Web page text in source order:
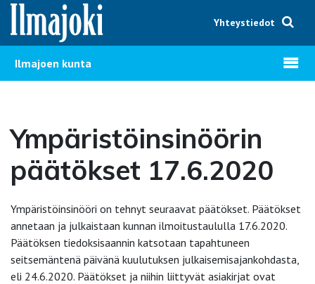
Hyppää sisältöön
Yhteystiedot
Ilmajoen kunta Avaa
Ympäristöinsinöörin
päätökset 17.6.2020
Ympäristöinsinööri on tehnyt seuraavat päätökset. Päätökset
annetaan ja julkaistaan kunnan ilmoitustaululla 17.6.2020.
Päätöksen tiedoksisaannin katsotaan tapahtuneen
seitsemäntenä päivänä kuulutuksen julkaisemisajankohdasta,
eli 24.6.2020. Päätökset ja niihin liittyvät asiakirjat ovat